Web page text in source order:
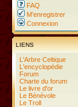
FAQ
M’enregistrer
Connexion
LIENS
L'Arbre Celtique
L'encyclopédie
Forum
Charte du forum
Le livre d'or
Le Bénévole
Le Troll